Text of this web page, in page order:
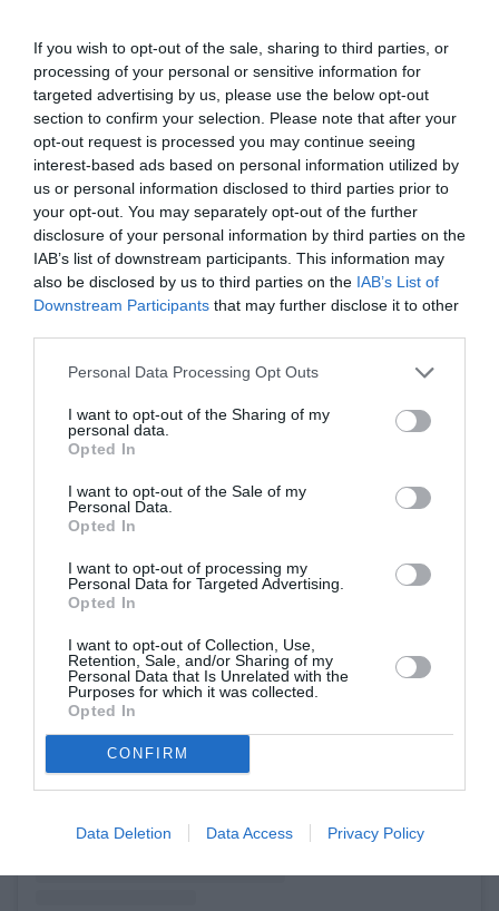
If you wish to opt-out of the sale, sharing to third parties, or
processing of your personal or sensitive information for
targeted advertising by us, please use the below opt-out
section to confirm your selection. Please note that after your
opt-out request is processed you may continue seeing
interest-based ads based on personal information utilized by
us or personal information disclosed to third parties prior to
your opt-out. You may separately opt-out of the further
disclosure of your personal information by third parties on the
IAB’s list of downstream participants. This information may
also be disclosed by us to third parties on the IAB’s List of
Downstream Participants that may further disclose it to other
Personal Data Processing Opt Outs
I want to opt-out of the Sharing of my
personal data.
Opted In
I want to opt-out of the Sale of my
Personal Data.
Opted In
I want to opt-out of processing my
Personal Data for Targeted Advertising.
Opted In
I want to opt-out of Collection, Use,
Retention, Sale, and/or Sharing of my
Personal Data that Is Unrelated with the
Purposes for which it was collected.
Opted In
CONFIRM
Data Deletion Data Access Privacy Policy
«πιτζάμες μου» ! Είμαι πολύ χαρούμενη για τις
ωραίες στιγμές στην ζωή μου.. Και τις δύσκολες.
Είναι διαδρομή μου», γράφει στη λεζάντα της
φωτογραφίας.
Δείτε την ανάρτησή της:
Δείτε αυτή τη δημοσίευση στο Instagram.